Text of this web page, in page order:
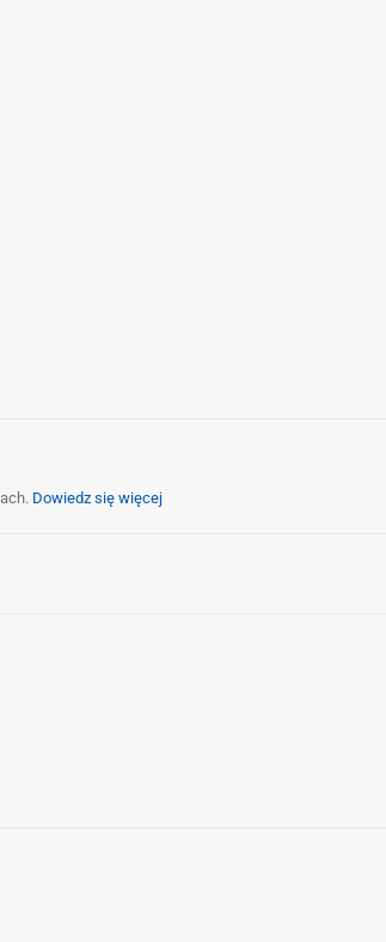
Dowiedz się więcej